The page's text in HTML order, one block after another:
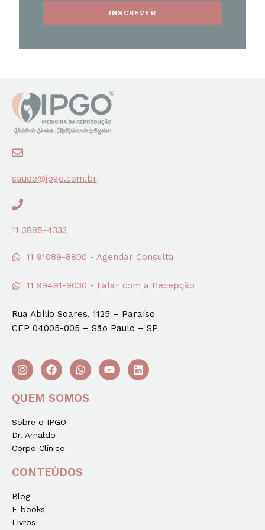
INSCREVER
saude@ipgo.com.br
11 3885-4333
11 91089-8800 - Agendar Consulta
11 99491-9030 - Falar com a Recepção
Rua Abílio Soares, 1125 – Paraíso
CEP 04005-005 – São Paulo – SP
QUEM SOMOS
Sobre o IPGO
Dr. Arnaldo
Corpo Clínico
CONTEÚDOS
Blog
E-books
Livros